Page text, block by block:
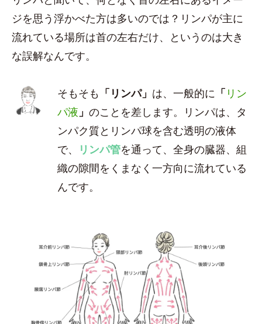
ジを思う浮かべた方は多いのでは？リンパが主に
流れている場所は首の左右だけ、というのは大き
な誤解なんです。
そもそも 「リンパ」 は、一般的に 「 リン
パ液 」のことを差します。リンパは、タ
ンパク質とリンパ球を含む透明の液体
で、
リンパ管を通って、全身の臓器、組
織の隙間をくまなく一方向に流れている
んです。